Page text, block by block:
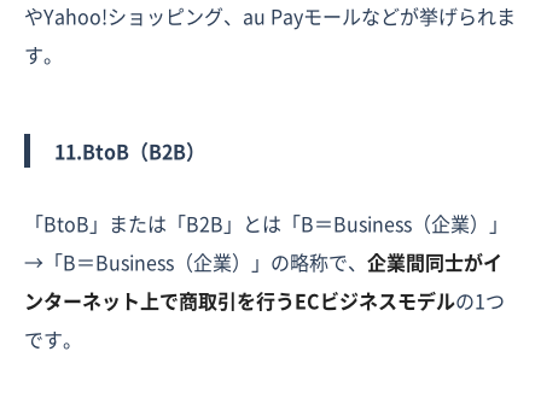
やYahoo!ショッピング、au Payモールなどが挙げられま
す。
11.BtoB（B2B）
「BtoB」または「B2B」とは「B＝Business（企業）」
→「B＝Business（企業）」の略称で、 企業間同士がイ
ンターネット上で商取引を行うECビジネスモデルの1つ
です。